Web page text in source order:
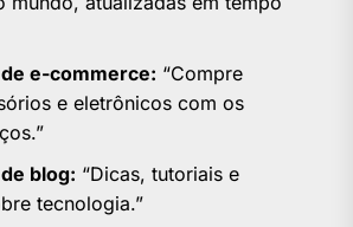
e-commerce: “Compre
e eletrônicos com os
blog: “Dicas, tutoriais e
tecnologia.”